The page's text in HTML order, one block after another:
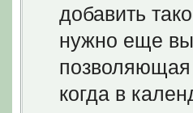
добавить
нужно еще
позволяющая
когда в